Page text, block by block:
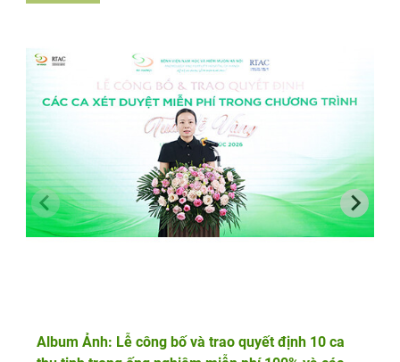
Album Ảnh: Lễ công bố và trao quyết định 10 ca